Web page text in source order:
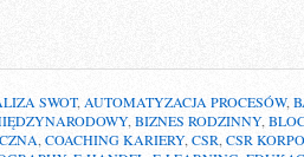
SWOT, AUTOMATYZACJA PROCESÓW,
, BIZNES RODZINNY,
, COACHING KARIERY, CSR, CSR